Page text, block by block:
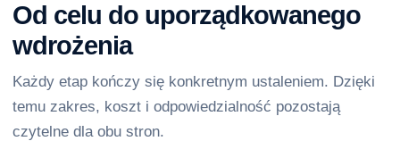
Od celu do uporządkowanego
wdrożenia
Każdy etap kończy się konkretnym ustaleniem. Dzięki
temu zakres, koszt i odpowiedzialność pozostają
czytelne dla obu stron.